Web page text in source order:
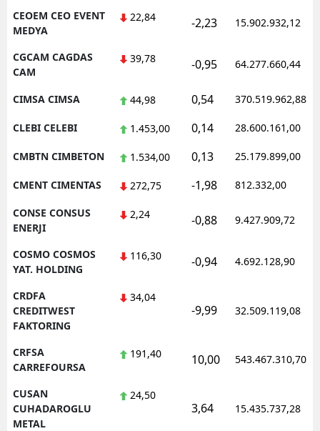
CEOEM CEO EVENT
MEDYA
22,84 -2,23 15.902.932,12
CGCAM CAGDAS
CAM
39,78 -0,95 64.277.660,44
CIMSA CIMSA 44,98 0,54 370.519.962,88
CLEBI CELEBI 1.453,00 0,14 28.600.161,00
CMBTN CIMBETON 1.534,00 0,13 25.179.899,00
CMENT CIMENTAS 272,75 -1,98 812.332,00
CONSE CONSUS
ENERJI
2,24 -0,88 9.427.909,72
COSMO COSMOS
YAT. HOLDING
116,30 -0,94 4.692.128,90
CRDFA
CREDITWEST
FAKTORING
34,04
-9,99 32.509.119,08
CRFSA
CARREFOURSA
191,40 10,00 543.467.310,70
CUSAN
CUHADAROGLU
METAL
24,50
3,64 15.435.737,28